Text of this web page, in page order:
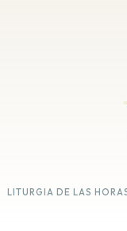
LITURGIA DE LAS